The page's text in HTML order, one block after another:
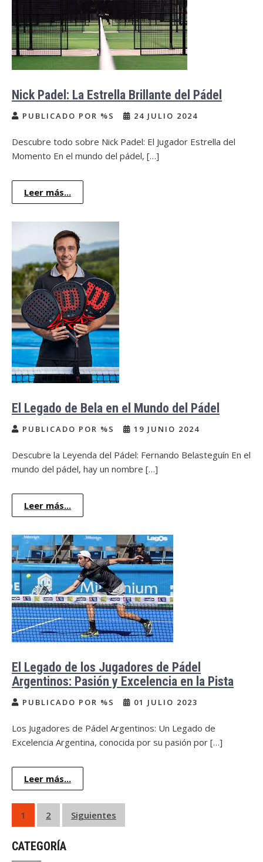
Nick Padel: La Estrella Brillante del Pádel
PUBLICADO POR %S 24 JULIO 2024
Descubre todo sobre Nick Padel: El Jugador Estrella del
Momento En el mundo del pádel, […]
Leer más...
El Legado de Bela en el Mundo del Pádel
PUBLICADO POR %S 19 JUNIO 2024
Descubre la Leyenda del Pádel: Fernando Belasteguín En el
mundo del pádel, hay un nombre […]
Leer más...
El Legado de los Jugadores de Pádel
Argentinos: Pasión y Excelencia en la Pista
PUBLICADO POR %S 01 JULIO 2023
Los Jugadores de Pádel Argentinos: Un Legado de
Excelencia Argentina, conocida por su pasión por […]
Leer más...
Paginación
de
entradas
1 2 Siguientes
CATEGORÍA